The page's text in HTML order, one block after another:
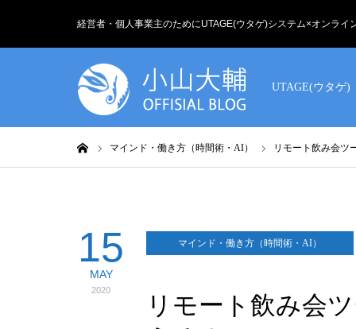
経営者・個人事業主のためにUTAGE(ウタゲ)システム×オンライ
UTAGE(ウタゲ)
マインド・働き方（時間術・AI） リモート飲み会ツ
15
MAY
2020
マインド・働き方（時間術・AI）
リモート飲み会